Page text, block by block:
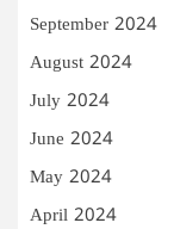
September 2024
August 2024
July 2024
June 2024
May 2024
April 2024